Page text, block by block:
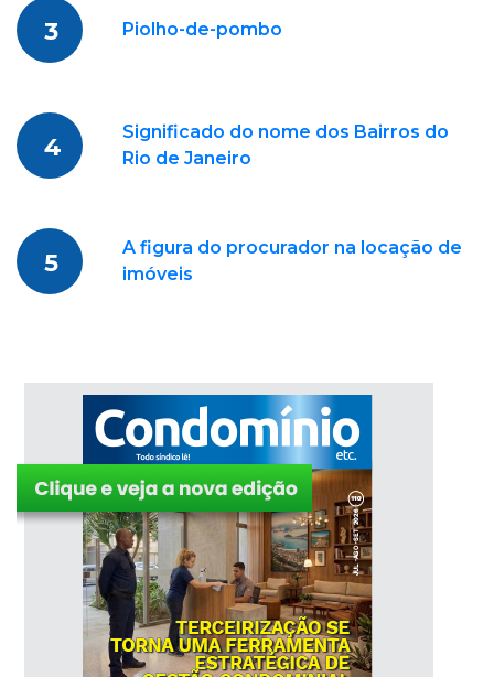
3 Piolho-de-pombo
4
Significado do nome dos Bairros do
Rio de Janeiro
5
A figura do procurador na locação de
imóveis